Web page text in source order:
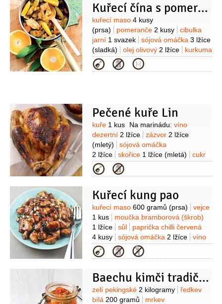
(tmavá)
Kuřecí čína s pomerančem
Suroviny
kuřecí maso 4 kusy
(prsa)
pomeranče 2 kusy
cibulka
jarní 1 svazek sójová omáčka 3 lžíce
(sladká)
olej olivový 2 lžíce
kurkuma
1/2lžičky paprika pálivá
(mletá)
šalvěj1 hrst (lístky) sůl
Kategorie
Pečené kuře Lin
Suroviny
kuře 1 kus Na marinádu: víno
dezertní 2 lžíce zázvor 2 lžíce
(mletý)
sójová omáčka
2 lžíce
skořice 1 lžíce (mletá)
cukr
1/2lžíce
paprika sladká1 lžíce
paprika pálivá
2 lžíce
česnek 2 stroužky
1 lžíce
Kategorie
Kuřecí kung pao
Suroviny
kuřecí maso 600 gramů (prsa)
vejce
1 kus
moučka bramborová (škrob)
1 lžíce
sůl
paprička chilli červená
4 kusy
sójová omáčka 2 lžíce
víno
rýžové1 lžíce cukr
100 gramů
Kategorie
Baechu kimči tradiční zelné kimči
Suroviny
zelí pekingské 2 kilogramy
ředkev
bílá 200 gramů
mrkev